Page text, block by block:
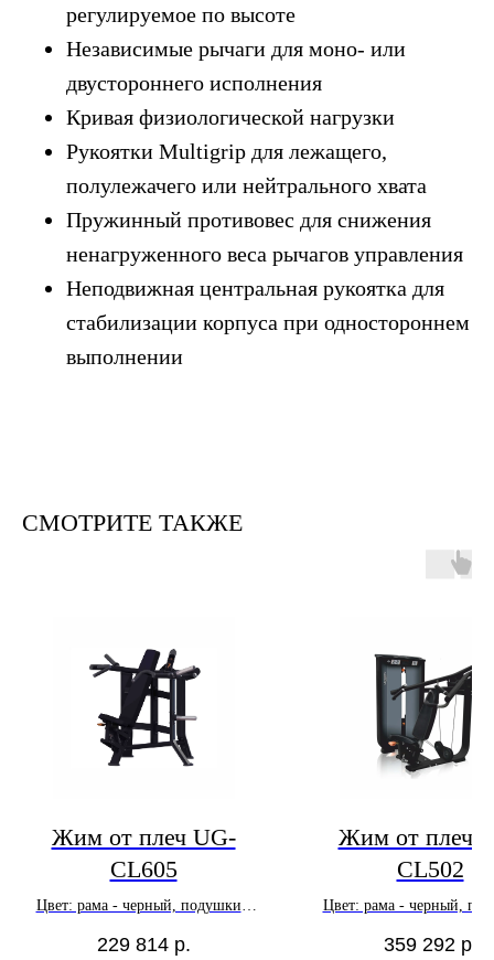
регулируемое по высоте
Независимые рычаги для моно- или
двустороннего исполнения
Кривая физиологической нагрузки
Рукоятки Multigrip для лежащего,
полулежачего или нейтрального хвата
Пружинный противовес для снижения
ненагруженного веса рычагов управления
Неподвижная центральная рукоятка для
стабилизации корпуса при одностороннем
выполнении
СМОТРИТЕ ТАКЖЕ
Жим от плеч UG-
CL605
Цвет: рама - черный, подушки -
В наличии
229 814 р.
Жим от плеч
CL502
Цвет: рама - черный,
359 292 р.